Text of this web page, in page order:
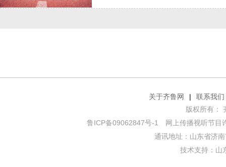
关于齐鲁网 |
联系我们
版权所有：
鲁ICP备09062847号-1 网上传播视听节目
通讯地址：山东省济
技术支持： 山